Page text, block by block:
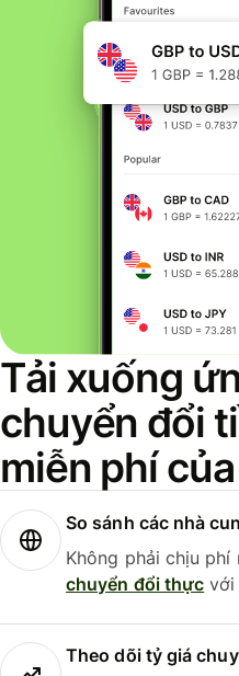
Tải xuống
chuyển đổi
miễn phí
So sánh các nhà
Không phải chịu phí
chuyển đổi thực với
Theo dõi tỷ giá